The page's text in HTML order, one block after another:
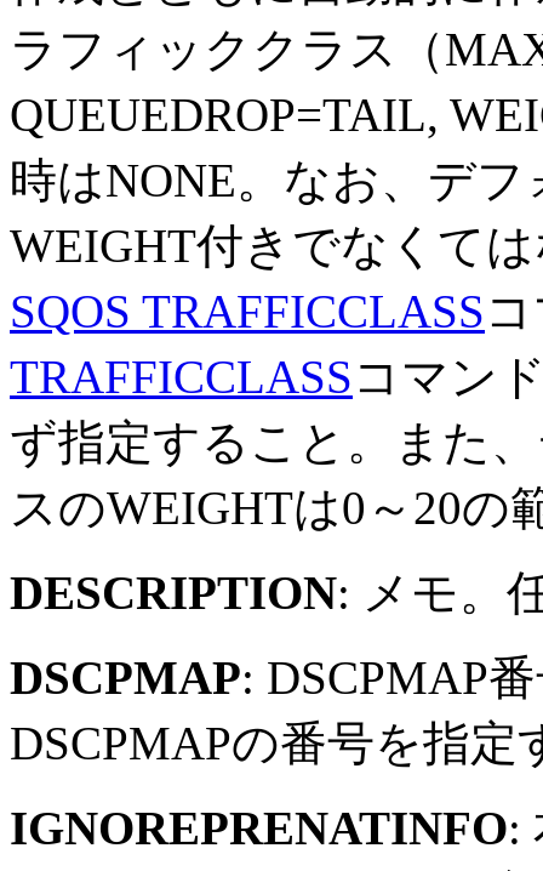
ラフィッククラス（
QUEUEDROP=TAIL,
時はNONE。なお、デ
WEIGHT付きでなくて
SQOS TRAFFICCLASS
TRAFFICCLASSコマン
ず指定すること。また
スのWEIGHTは0～20の
DESCRIPTION: メモ。
DSCPMAP: DSCPMAP
DSCPMAPの番号を指定
IGNOREPRENATINFO: